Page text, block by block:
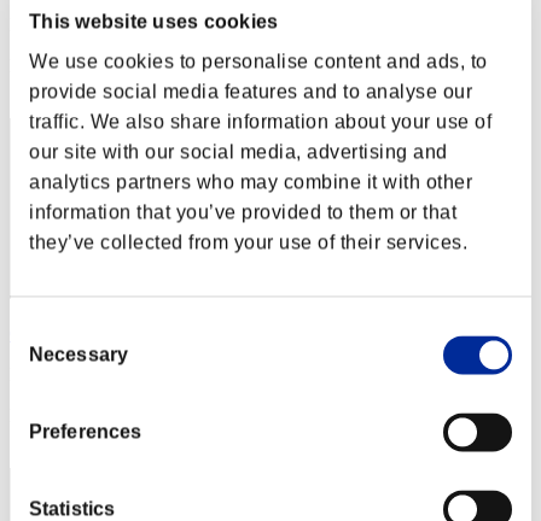
This website uses cookies
We use cookies to personalise content and ads, to
provide social media features and to analyse our
traffic. We also share information about your use of
our site with our social media, advertising and
analytics partners who may combine it with other
information that you’ve provided to them or that
they’ve collected from your use of their services.
Selection
Necessary
Preferences
Statistics
Puntos:Lv:1/01'46"75
Posición
2
3